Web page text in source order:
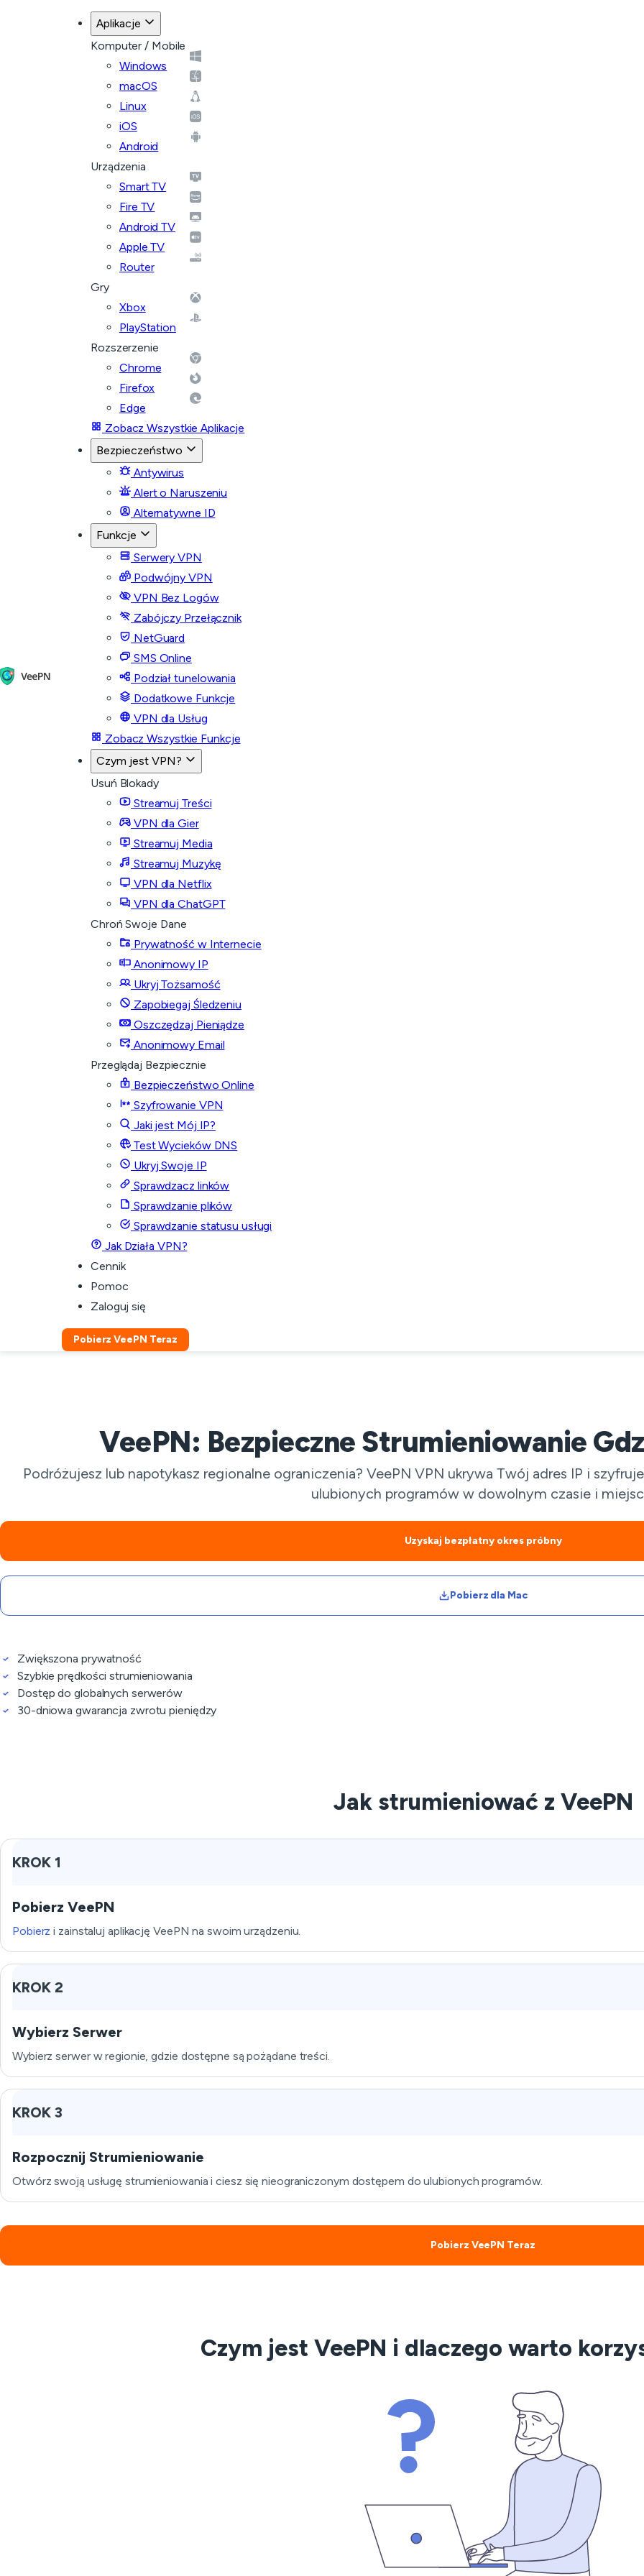
Aplikacje
Komputer / Mobile
Windows
macOS
Linux
iOS
Android
Urządzenia
Smart TV
Fire TV
Android TV
Apple TV
Router
Gry
Xbox
PlayStation
Rozszerzenie
Chrome
Firefox
Edge
Zobacz Wszystkie Aplikacje
Bezpieczeństwo
Antywirus
Alert o Naruszeniu
Alternatywne ID
Funkcje
Serwery VPN
Podwójny VPN
VPN Bez Logów
Zabójczy Przełącznik
NetGuard
SMS Online
Podział tunelowania
Dodatkowe Funkcje
VPN dla Usług
Zobacz Wszystkie Funkcje
Czym jest VPN?
Usuń Blokady
Streamuj Treści
VPN dla Gier
Streamuj Media
Streamuj Muzykę
VPN dla Netflix
VPN dla ChatGPT
Chroń Swoje Dane
Prywatność w Internecie
Anonimowy IP
Ukryj Tożsamość
Zapobiegaj Śledzeniu
Oszczędzaj Pieniądze
Anonimowy Email
Przeglądaj Bezpiecznie
Bezpieczeństwo Online
Szyfrowanie VPN
Jaki jest Mój IP?
Test Wycieków DNS
Ukryj Swoje IP
Sprawdzacz linków
Sprawdzanie plików
Sprawdzanie statusu usługi
Jak Działa VPN?
Cennik
Pomoc
Zaloguj się
Pobierz VeePN Teraz
VeePN: Bezpieczne Strumieniowanie
Podróżujesz lub napotykasz regionalne ograniczenia? VeePN VPN ukrywa Twój adres IP i
ulubionych programów w dowolnym czasie i
Uzyskaj bezpłatny okres próbny
Pobierz dla Mac
Zwiększona prywatność
Szybkie prędkości strumieniowania
Dostęp do globalnych serwerów
30-dniowa gwarancja zwrotu pieniędzy
Jak strumieniować z VeePN
KROK 1
Pobierz VeePN
Pobierz i zainstaluj aplikację VeePN na swoim urządzeniu.
KROK 2
Wybierz Serwer
Wybierz serwer w regionie, gdzie dostępne są pożądane treści.
KROK 3
Rozpocznij Strumieniowanie
Otwórz swoją usługę strumieniowania i ciesz się nieograniczonym dostępem do ulubionych programów.
Pobierz VeePN Teraz
Czym jest VeePN i dlaczego warto